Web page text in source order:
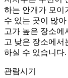
하는 안개가 모이
수 있는 곳이 많
고가 높은 장소에
고 낮은 장소에서
하실 수 있습니다.
관람시기